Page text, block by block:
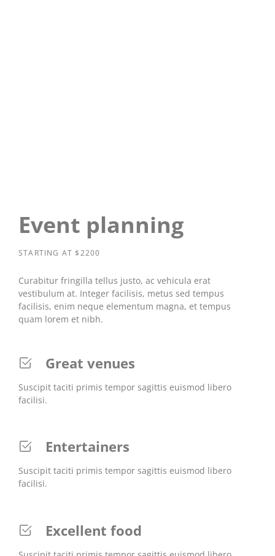
Event planning
STARTING AT $2200
Curabitur fringilla tellus justo, ac vehicula erat
vestibulum at. Integer facilisis, metus sed tempus
facilisis, enim neque elementum magna, et tempus
quam lorem et nibh.
Great venues
Suscipit taciti primis tempor sagittis euismod libero
facilisi.
Entertainers
Suscipit taciti primis tempor sagittis euismod libero
facilisi.
Excellent food